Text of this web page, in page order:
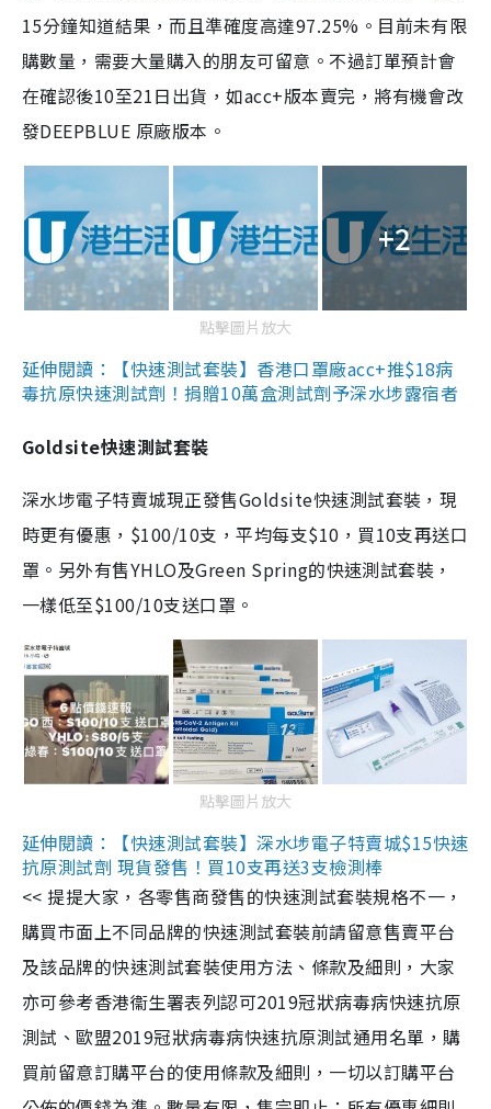
15分鐘知道結果，而且準確度高達97.25%。目前未有限
購數量，需要大量購入的朋友可留意。不過訂單預計會
在確認後10至21日出貨，如acc+版本賣完，將有機會改
發DEEPBLUE 原廠版本。
+2
點擊圖片放大
延伸閱讀：【快速測試套裝】香港口罩廠acc+推$18病
毒抗原快速測試劑！捐贈10萬盒測試劑予深水埗露宿者
Goldsite快速測試套裝
深水埗電子特賣城現正發售Goldsite快速測試套裝，現
時更有優惠，$100/10支，平均每支$10，買10支再送口
罩。另外有售YHLO及Green Spring的快速測試套裝，
一樣低至$100/10支送口罩。
點擊圖片放大
延伸閱讀：【快速測試套裝】深水埗電子特賣城$15快速
抗原測試劑 現貨發售！買10支再送3支檢測棒
<< 提提大家，各零售商發售的快速測試套裝規格不一，
購買市面上不同品牌的快速測試套裝前請留意售賣平台
及該品牌的快速測試套裝使用方法、條款及細則，大家
亦可參考香港衞生署表列認可2019冠狀病毒病快速抗原
測試、歐盟2019冠狀病毒病快速抗原測試通用名單，購
買前留意訂購平台的使用條款及細則，一切以訂購平台